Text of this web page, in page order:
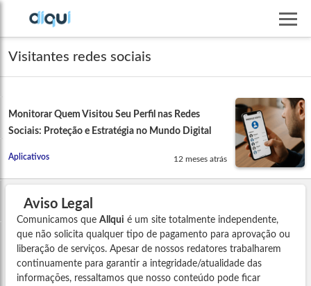
Visitantes redes sociais
Monitorar Quem Visitou Seu Perfil nas Redes
Sociais: Proteção e Estratégia no Mundo Digital
Aplicativos 12 meses atrás
Aviso Legal
Comunicamos que Allqui é um site totalmente independente,
que não solicita qualquer tipo de pagamento para aprovação ou
liberação de serviços. Apesar de nossos redatores trabalharem
continuamente para garantir a integridade/atualidade das
informações, ressaltamos que nosso conteúdo pode ficar